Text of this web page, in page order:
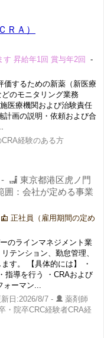
ＲＡ）
昇給年1回 賞与年2回
-
価するための新薬（新医療
のモニタリング業務
医療機関および治験責任
計画の説明・依頼および合
CRA経験のある方
-
東京都港区虎ノ門
：会社が定める事業
正社員（雇用期間の定め
のラインマネジメント業
テンション、勤怠管理、
す。 【具体的には】 ・
指導を行う ・CRAおよび
ーマン...
日:2026/8/7 -
薬剤師
・院卒CRC経験者CRA経